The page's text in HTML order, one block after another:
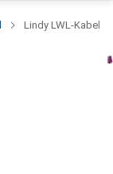
Lindy LWL-Kabel